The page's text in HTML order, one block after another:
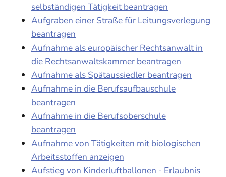
selbständigen Tätigkeit beantragen
Aufgraben einer Straße für Leitungsverlegung
beantragen
Aufnahme als europäischer Rechtsanwalt in
die Rechtsanwaltskammer beantragen
Aufnahme als Spätaussiedler beantragen
Aufnahme in die Berufsaufbauschule
beantragen
Aufnahme in die Berufsoberschule
beantragen
Aufnahme von Tätigkeiten mit biologischen
Arbeitsstoffen anzeigen
Aufstieg von Kinderluftballonen - Erlaubnis